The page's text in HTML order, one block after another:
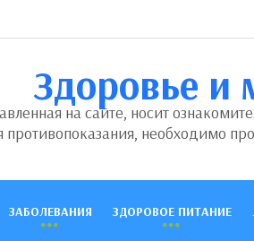
Здоровье и
на сайте, носит
необходимо
ЗАБОЛЕВАНИЯ ЗДОРОВОЕ ПИТАНИЕ